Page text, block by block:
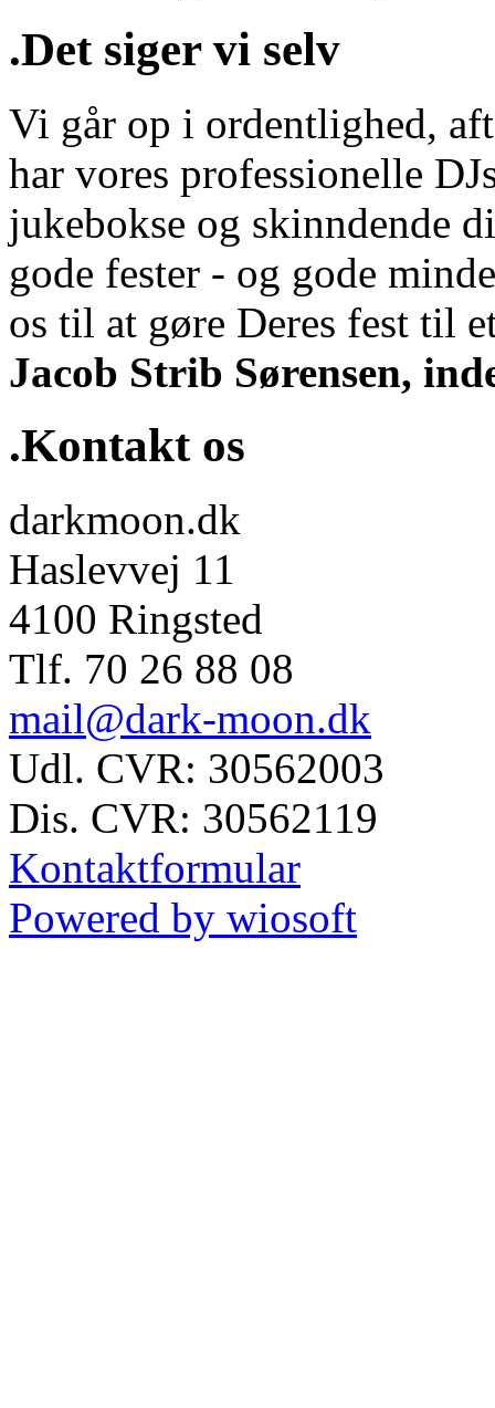
.Det siger vi selv
Vi går op i ordentlighed,
har vores professionelle
jukebokse og skinndende
gode fester - og gode
os til at gøre Deres fest til
Jacob Strib Sørensen,
.Kontakt os
darkmoon.dk
Haslevvej 11
4100 Ringsted
Tlf. 70 26 88 08
mail@dark-moon.dk
Udl. CVR: 30562003
Dis. CVR: 30562119
Kontaktformular
Powered by wiosoft